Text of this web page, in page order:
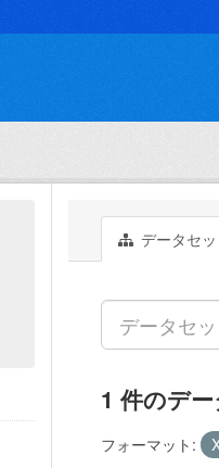
データセッ
1 件のデ
フォーマット: